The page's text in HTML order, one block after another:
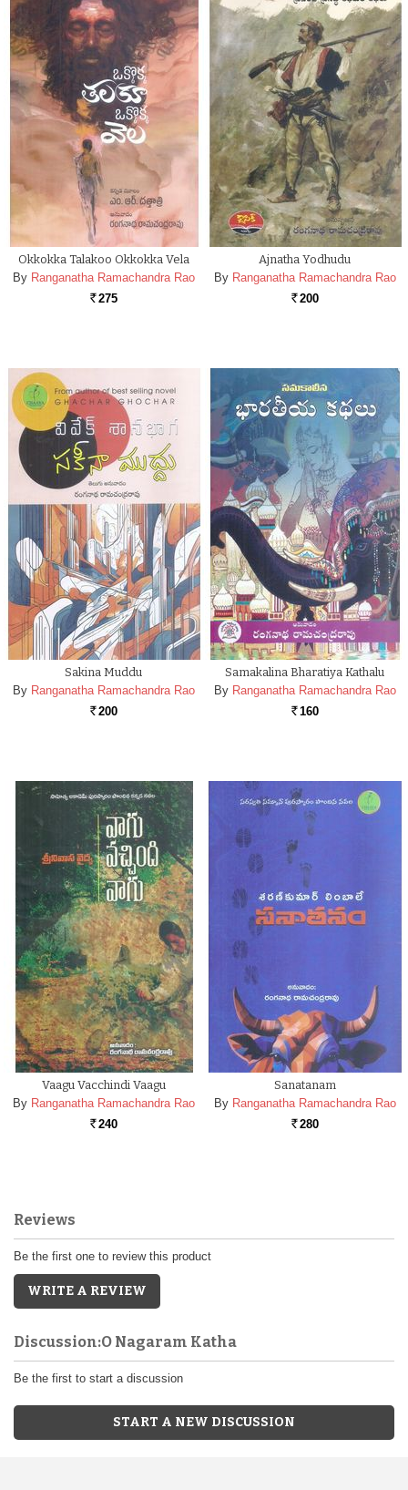
Okkokka Talakoo Okkokka Vela
By Ranganatha Ramachandra Rao
Rs. 275
Ajnatha Yodhudu
By Ranganatha Ramachandra Rao
Rs. 200
Sakina Muddu
By Ranganatha Ramachandra Rao
Rs. 200
Samakalina Bharatiya Kathalu
By Ranganatha Ramachandra Rao
Rs. 160
Vaagu Vacchindi Vaagu
By Ranganatha Ramachandra Rao
Rs. 240
Sanatanam
By Ranganatha Ramachandra Rao
Rs. 280
Reviews
Be the first one to review this product
WRITE A REVIEW
Discussion:O Nagaram Katha
Be the first to start a discussion
START A NEW DISCUSSION